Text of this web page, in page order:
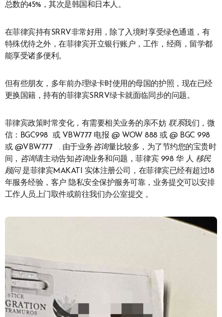
总数的45%，其次是韩国和日本人。
在菲律宾持有SRRV非常好用，除了入境时享受绿色通道，有
特殊优待之外，在菲律宾开立银行账户，工作，经商，留学都
能享受诸多便利。
但有些朋友，多年前办理绿卡时使用的母国的护照，现在已经
更换国籍，持有的菲律宾SRRV绿卡就面临同步的问题。
菲律宾政策时常变化，有需要相关业务的亲不妨联系我们，微
信：BGC998 或 VBW777 电报 @ WOW 888 或 @ BGC 998
或 @VBW777 . 由于业务咨询量比较多，为了节约您的宝贵时
间， 咨询请主动告知咨询业务和问题，菲律宾 998 华 人 移民
顾问是菲律宾MAKATI 实体注册公司，在菲律宾已经有超过18
年服务经验，客户 隐私安全保护服务可靠，业务提交可以安排
工作人员上门取件或前往我们办公室提交 。